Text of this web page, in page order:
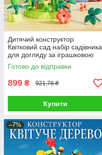
Дитячий конструктор
Квітковий сад набір садівника
для догляду за іграшковою
клумбою 54 деталі
інструменти відерце
Готово до відправки
899 ₴ 921,76 ₴
Купити
–7%